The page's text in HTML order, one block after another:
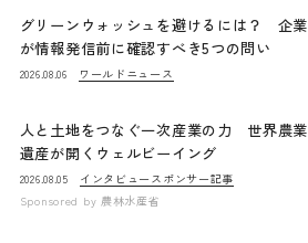
グリーンウォッシュを避けるには？ 企業
が情報発信前に確認すべき5つの問い
2026.08.06 ワールドニュース
人と土地をつなぐ一次産業の力 世界農業
遺産が開くウェルビーイング
2026.08.05 インタビュー スポンサー記事
Sponsored by 農林水産省